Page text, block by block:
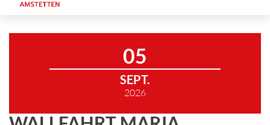
05
SEPT.
2026